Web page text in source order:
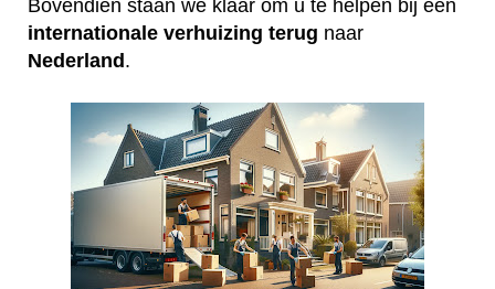
Bovendien staan we klaar om u te helpen bij een
internationale verhuizing terug naar
Nederland.